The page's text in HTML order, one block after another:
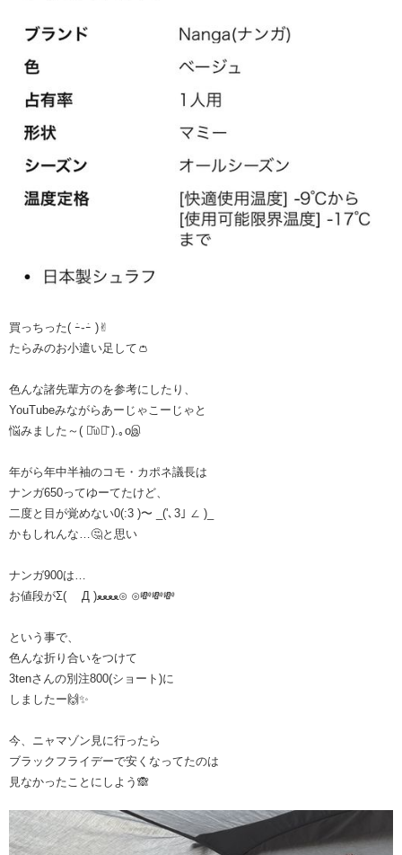
買っちった( ｰ̀֊ｰ́ )︎︎︎︎✌︎
たらみのお小遣い足して👛
色んな諸先輩方のを参考にしたり、
YouTubeみながらあーじゃこーじゃと
悩みました～( ⌯᷄௰⌯᷅ ).｡oஇ
年がら年中半袖のコモ・カポネ議長は
ナンガ650ってゆーてたけど、
二度と目が覚めない0(:3 )〜 _('､3｣ ∠ )_
かもしれんな…🤔と思い
ナンガ900は…
お値段がΣ( Д )ﻌﻌﻌﻌ⊙ ⊙💸💸💸
という事で、
色んな折り合いをつけて
3tenさんの別注800(ショート)に
しましたー🙌✨️
今、ニャマゾン見に行ったら
ブラックフライデーで安くなってたのは
見なかったことにしよう🙈